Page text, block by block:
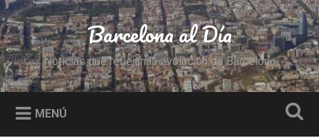
Saltar
al
contenido
Buscar Barcelona al Día
Noticias que reflejan la evolución de Barcelona
MENÚ